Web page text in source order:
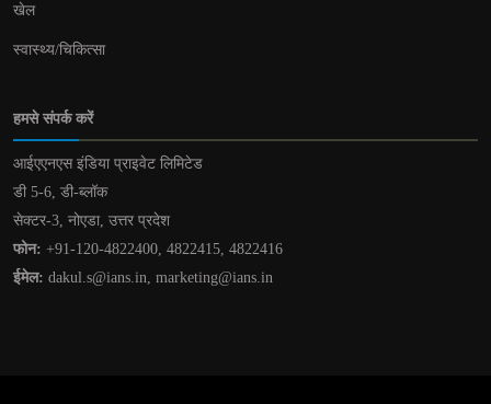
खेल
स्वास्थ्य/चिकित्सा
हमसे संपर्क करें
आईएएनएस इंडिया प्राइवेट लिमिटेड
डी 5-6, डी-ब्लॉक
सेक्टर-3, नोएडा, उत्तर प्रदेश
फोन: +91-120-4822400, 4822415, 4822416
ईमेल: dakul.s@ians.in, marketing@ians.in